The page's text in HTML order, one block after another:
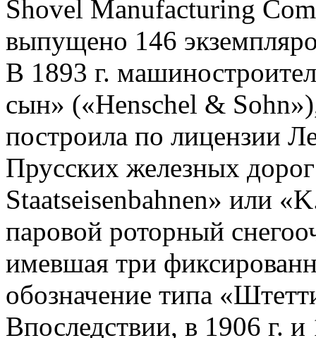
Shovel Manufacturing
выпущено 146
В 1893 г.
сын» («Henschel &
построила по лицензии
Прусских железных
Staatseisenbahnen» или
паровой роторный
имевшая три
обозначение типа
Впоследствии, в 1906 г.